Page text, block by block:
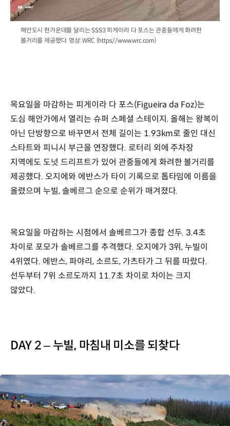
해안도시 한가운데를 달리는 SSS3 피게이라 다 포스는 관중들에게 화려한
볼거리를 제공했다. 영상: WRC (https://www.wrc.com)
목요일을 마감하는 피게이라 다 포스(Figueira da Foz)는
도심 해안가에서 열리는 슈퍼 스페셜 스테이지. 올해는 왕복이
아닌 단방향으로 바꾸면서 전체 길이는 1.93km로 줄인 대신
스타트와 피니시 부근을 연장했다. 로터리 외에 주차장
지역에도 도넛 드리프트가 있어 관중들에게 화려한 볼거리를
제공했다. 오지에와 에반스가 타이 기록으로 톱타임에 이름을
올렸으며 누빌, 솔베르그 순으로 순위가 매겨졌다.
목요일을 마감하는 시점에서 솔베르그가 종합 선두. 3.4초
차이로 포모가 솔베르그를 추격했다. 오지에가 3위, 누빌이
4위였다. 에반스, 파야리, 소르도, 가츠타가 그 뒤를 따랐다.
선두부터 7위 소르도까지 11.7초 차이로 차이는 크지
않았다.
DAY 2 – 누빌, 마침내 미소를 되찾다